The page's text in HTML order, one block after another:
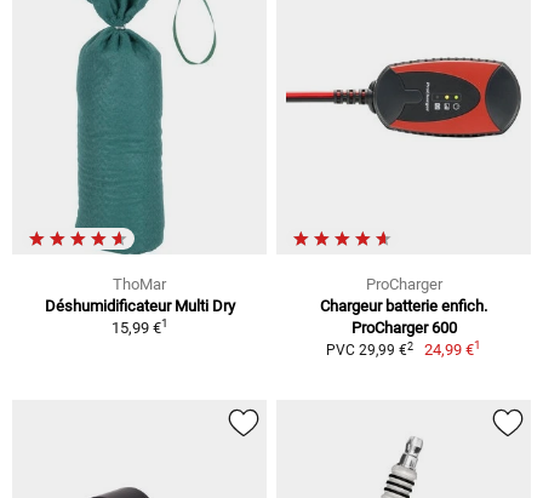
ThoMar
Déshumidificateur Multi Dry
15,99 €1
ProCharger
Chargeur batterie enfich.
ProCharger 600
PVC 29,99 €2 24,99 €1